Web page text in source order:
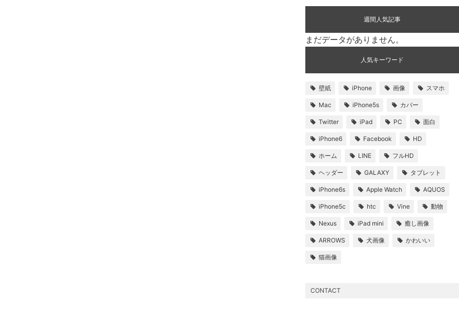
週間人気記事
まだデータがありません。
人気キーワード
壁紙 iPhone 画像 スマホ
Mac iPhone5s カバー
Twitter iPad PC 面白
iPhone6 Facebook HD
ホーム LINE フルHD
ヘッダー GALAXY タブレット
iPhone6s Apple Watch AQUOS
iPhone5c htc Vine 動物
Nexus iPad mini 癒し画像
ARROWS 犬画像 かわいい
猫画像
CONTACT